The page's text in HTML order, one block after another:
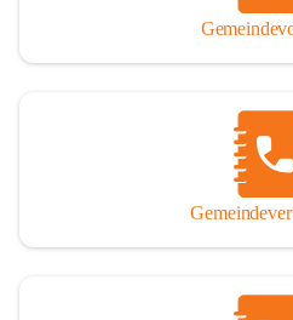
Anschluss an das Deutsche
Weltkrieg ausbrach, schwang
26 Männer an der Front, weitere
Von 1971 bis 1991 gehörte
Ollersdorf. Durch den Einsatz
wurde Wörterberg 1991 wieder
Die Gemeinde liegt im